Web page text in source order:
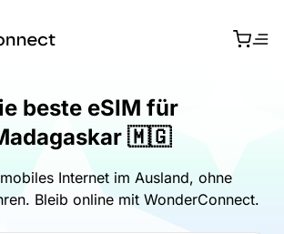
beste eSIM für
🇲🇬
Internet im Ausland, ohne
Bleib online mit WonderConnect.